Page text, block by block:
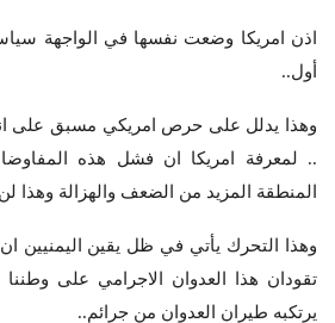
اذن امريكا وضعت نفسها في الواجهة
أول..
وهذا يدلل على حرص امريكي مسبق على
.. لمعرفة امريكا ان فشل هذه
المنطقة المزيد من الضعف والهزالة وهذا
وهذا التحرك يأتي في ظل يقين اليمنيين ان
تقودان هذا العدوان الاجرامي على وطننا
يرتكبه طيران العدوان من جرائم..